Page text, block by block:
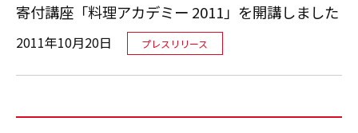
寄付講座「料理アカデミー 2011」を開講しました
2011年10月20日 プレスリリース